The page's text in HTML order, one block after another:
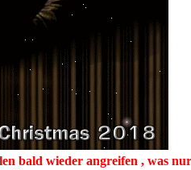
bald wieder angreifen , was nur